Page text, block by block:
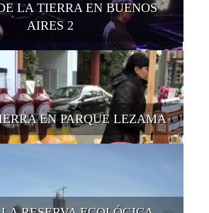
LA TIERRA EN BUENOS
AIRES 2
EN PARQUE LEZAMA